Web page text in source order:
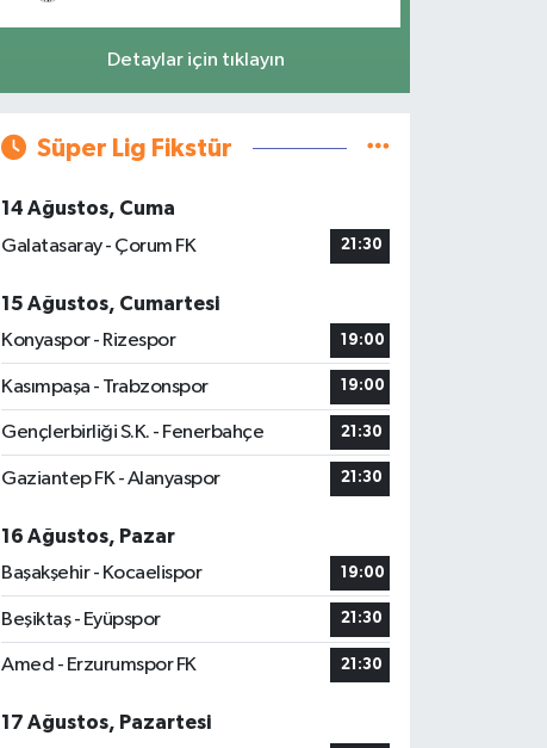
Detaylar için tıklayın
Süper Lig Fikstür
14 Ağustos, Cuma
Galatasaray - Çorum FK
21:30
15 Ağustos, Cumartesi
Konyaspor - Rizespor
19:00
Kasımpaşa - Trabzonspor 19:00
Gençlerbirliği S.K. - Fenerbahçe 21:30
Gaziantep FK - Alanyaspor 21:30
16 Ağustos, Pazar
Başakşehir - Kocaelispor
19:00
Beşiktaş - Eyüpspor 21:30
Amed - Erzurumspor FK 21:30
17 Ağustos, Pazartesi